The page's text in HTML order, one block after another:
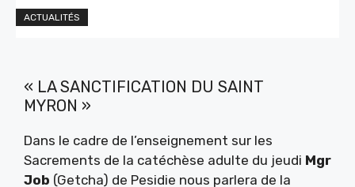
ACTUALITÉS
« LA SANCTIFICATION DU SAINT
MYRON »
Dans le cadre de l’enseignement sur les
Sacrements de la catéchèse adulte du jeudi Mgr
Job (Getcha) de Pesidie nous parlera de la